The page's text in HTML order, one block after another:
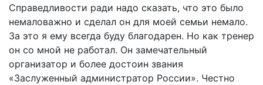
Справедливости ради надо сказать, что это было
немаловажно и сделал он для моей семьи немало.
За это я ему всегда буду благодарен. Но как тренер
он со мной не работал. Он замечательный
организатор и более достоин звания
«Заслуженный администратор России». Честно